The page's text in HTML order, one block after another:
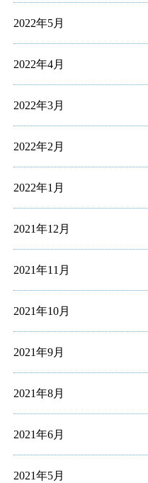
2022年5月
2022年4月
2022年3月
2022年2月
2022年1月
2021年12月
2021年11月
2021年10月
2021年9月
2021年8月
2021年6月
2021年5月